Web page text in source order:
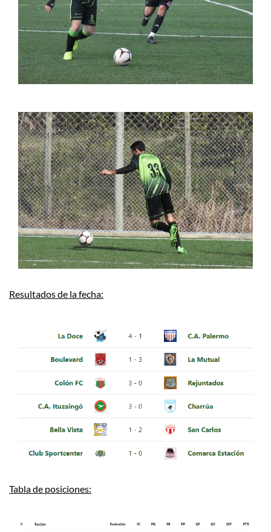
Resultados de la fecha:
Tabla de posiciones: